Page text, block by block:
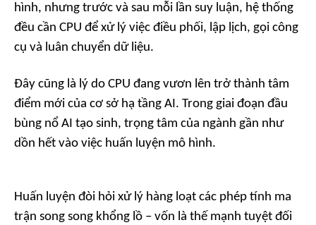
hình, nhưng trước và sau mỗi lần suy luận, hệ thống
đều cần CPU để xử lý việc điều phối, lập lịch, gọi công
cụ và luân chuyển dữ liệu.
Đây cũng là lý do CPU đang vươn lên trở thành tâm
điểm mới của cơ sở hạ tầng AI. Trong giai đoạn đầu
bùng nổ AI tạo sinh, trọng tâm của ngành gần như
dồn hết vào việc huấn luyện mô hình.
Huấn luyện đòi hỏi xử lý hàng loạt các phép tính ma
trận song song khổng lồ – vốn là thế mạnh tuyệt đối